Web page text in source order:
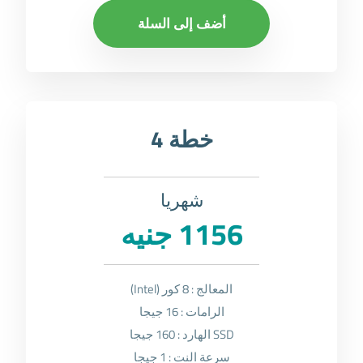
أضف إلى السلة
خطة 4
شهريا
1156 جنيه
المعالج : 8 كور (Intel)
الرامات : 16 جيجا
SSD الهارد : 160 جيجا
سرعة النت : 1 جيجا